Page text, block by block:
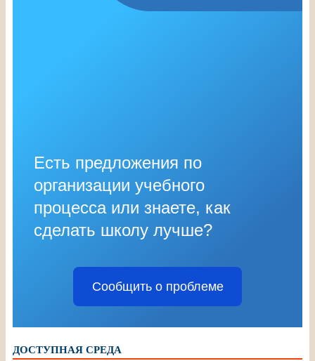
Есть предложения по
организации учебного
процесса или знаете, как
сделать школу лучше?
Сообщить о проблеме
ДОСТУПНАЯ СРЕДА